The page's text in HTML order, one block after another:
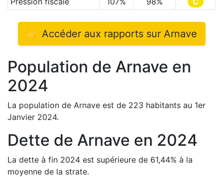
👉 Accéder aux rapports sur Arnave
Population de Arnave en
2024
La population de Arnave est de 223 habitants au 1er
Janvier 2024.
Dette de Arnave en 2024
La dette à fin 2024 est supérieure de 61,44% à la
moyenne de la strate.